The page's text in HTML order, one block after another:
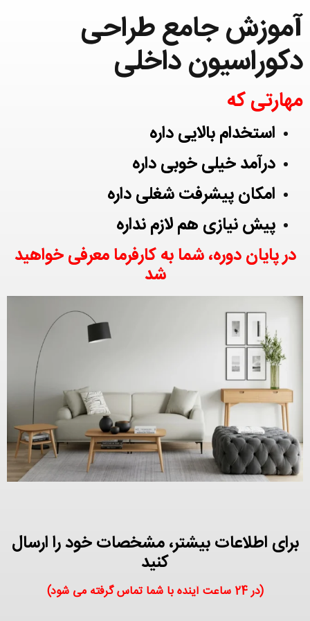
آموزش جامع طراحی
دکوراسیون داخلی
مهارتی که
استخدام بالایی داره
درآمد خیلی خوبی داره
امکان پیشرفت شغلی داره
پیش نیازی هم لازم نداره
در پایان دوره، شما به کارفرما معرفی خواهید
شد
برای اطلاعات بیشتر، مشخصات خود را ارسال
کنید
(در 24 ساعت آینده با شما تماس گرفته می شود)